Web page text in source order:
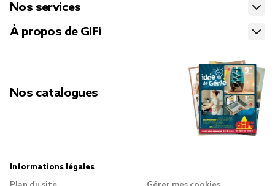
Nos services
À propos de GiFi
Nos catalogues
Informations légales